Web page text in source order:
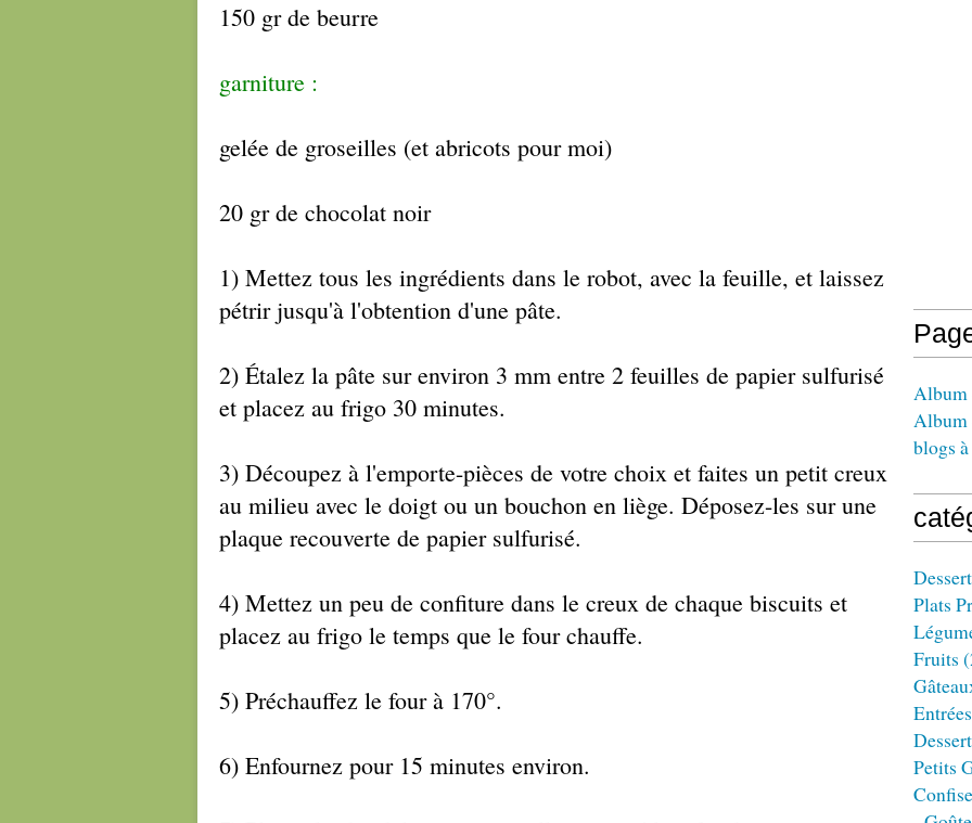
150 gr de beurre
garniture :
gelée de groseilles (et abricots pour moi)
20 gr de chocolat noir
1) Mettez tous les ingrédients dans le robot, avec la feuille, et laissez
pétrir jusqu'à l'obtention d'une pâte.
2) Étalez la pâte sur environ 3 mm entre 2 feuilles de papier sulfurisé
et placez au frigo 30 minutes.
3) Découpez à l'emporte-pièces de votre choix et faites un petit creux
au milieu avec le doigt ou un bouchon en liège. Déposez-les sur une
plaque recouverte de papier sulfurisé.
4) Mettez un peu de confiture dans le creux de chaque biscuits et
placez au frigo le temps que le four chauffe.
5) Préchauffez le four à 170°.
6) Enfournez pour 15 minutes environ.
Album
Album
blogs
Plats
Fruits
Petits